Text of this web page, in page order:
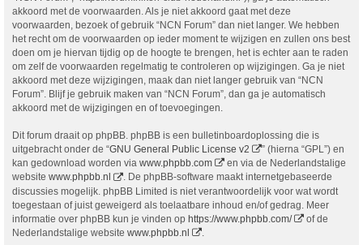
akkoord met de voorwaarden. Als je niet akkoord gaat met deze
voorwaarden, bezoek of gebruik “NCN Forum” dan niet langer. We hebben
het recht om de voorwaarden op ieder moment te wijzigen en zullen ons best
doen om je hiervan tijdig op de hoogte te brengen, het is echter aan te raden
om zelf de voorwaarden regelmatig te controleren op wijzigingen. Ga je niet
akkoord met deze wijzigingen, maak dan niet langer gebruik van “NCN
Forum”. Blijf je gebruik maken van “NCN Forum”, dan ga je automatisch
akkoord met de wijzigingen en of toevoegingen.
Dit forum draait op phpBB. phpBB is een bulletinboardoplossing die is
uitgebracht onder de “GNU General Public License v2
” (hierna “GPL”) en
kan gedownload worden via www.phpbb.com
en via de Nederlandstalige
website www.phpbb.nl
. De phpBB-software maakt internetgebaseerde
discussies mogelijk. phpBB Limited is niet verantwoordelijk voor wat wordt
toegestaan of juist geweigerd als toelaatbare inhoud en/of gedrag. Meer
informatie over phpBB kun je vinden op https://www.phpbb.com/
of de
Nederlandstalige website www.phpbb.nl .